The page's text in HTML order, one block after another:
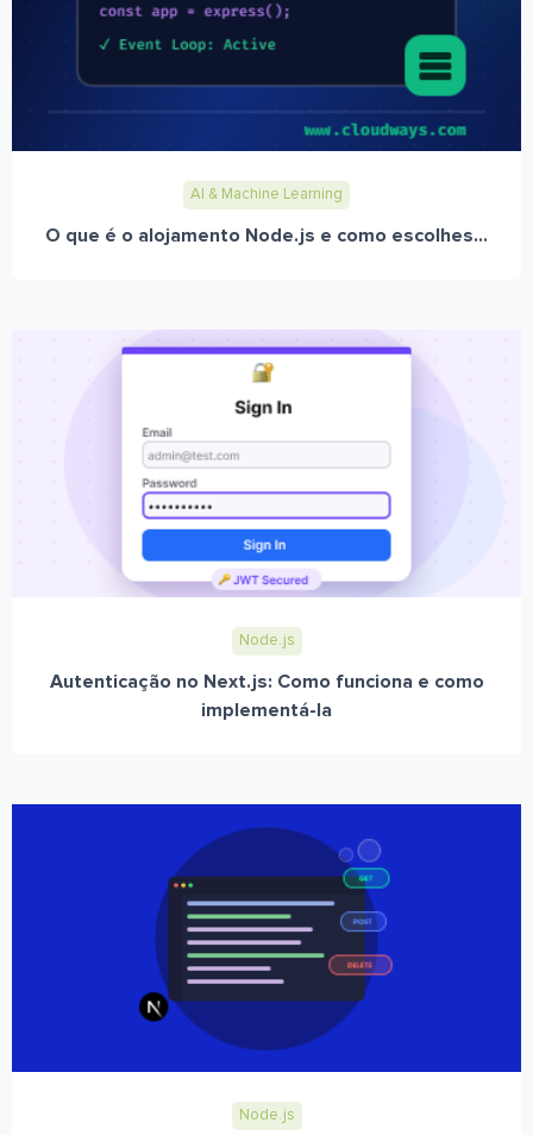
AI & Machine Learning
O que é o alojamento Node.js e como escolhes...
Node.js
Autenticação no Next.js: Como funciona e como
implementá-la
Node.js